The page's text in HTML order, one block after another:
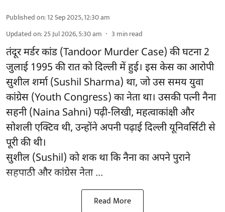
Published on:12 Sep 2025, 12:30 am
Updated on:25 Jul 2026, 5:30 am 3 min read
तंदूर मर्डर कांड (Tandoor Murder Case) की घटना 2
जुलाई 1995 की रात को दिल्ली में हुई। इस केस का आरोपी
सुशील शर्मा (Sushil Sharma) था, जो उस समय युवा
कांग्रेस (Youth Congress) का नेता था। उसकी पत्नी नैना
सहनी (Naina Sahni) पढ़ी-लिखी, महत्वाकांक्षी और
सोशली एक्टिव थी, उन्होंने अपनी पढ़ाई दिल्ली यूनिवर्सिटी से
पूरी की थी।
सुशील (Sushil) को शक था कि नैना का अपने पुराने
सहपाठी और कांग्रेस नेता ...
Read More